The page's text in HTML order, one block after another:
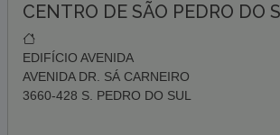
CENTRO DE SÃO PEDRO DO
EDIFÍCIO AVENIDA
AVENIDA DR. SÁ CARNEIRO
3660-428 S. PEDRO DO SUL